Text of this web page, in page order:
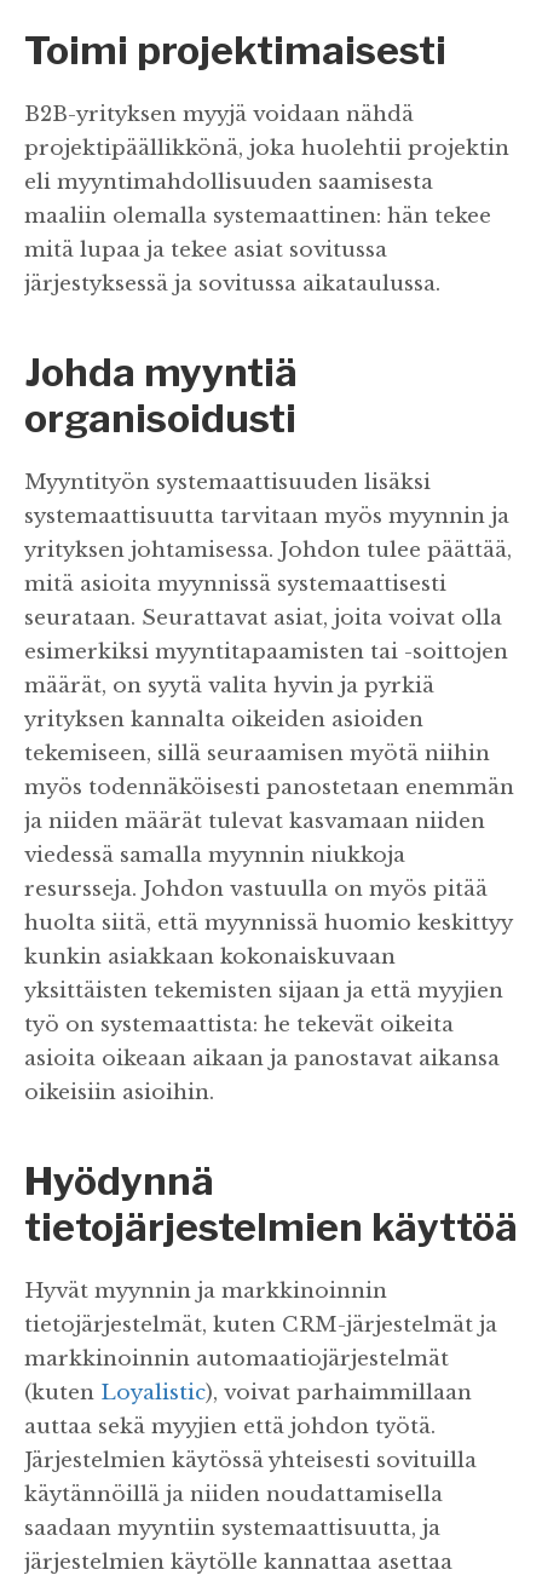
Toimi projektimaisesti
B2B-yrityksen myyjä voidaan nähdä
projektipäällikkönä, joka huolehtii projektin
eli myyntimahdollisuuden saamisesta
maaliin olemalla systemaattinen: hän tekee
mitä lupaa ja tekee asiat sovitussa
järjestyksessä ja sovitussa aikataulussa.
Johda myyntiä
organisoidusti
Myyntityön systemaattisuuden lisäksi
systemaattisuutta tarvitaan myös myynnin ja
yrityksen johtamisessa. Johdon tulee päättää,
mitä asioita myynnissä systemaattisesti
seurataan. Seurattavat asiat, joita voivat olla
esimerkiksi myyntitapaamisten tai -soittojen
määrät, on syytä valita hyvin ja pyrkiä
yrityksen kannalta oikeiden asioiden
tekemiseen, sillä seuraamisen myötä niihin
myös todennäköisesti panostetaan enemmän
ja niiden määrät tulevat kasvamaan niiden
viedessä samalla myynnin niukkoja
resursseja. Johdon vastuulla on myös pitää
huolta siitä, että myynnissä huomio keskittyy
kunkin asiakkaan kokonaiskuvaan
yksittäisten tekemisten sijaan ja että myyjien
työ on systemaattista: he tekevät oikeita
asioita oikeaan aikaan ja panostavat aikansa
oikeisiin asioihin.
Hyödynnä
tietojärjestelmien käyttöä
Hyvät myynnin ja markkinoinnin
tietojärjestelmät, kuten CRM-järjestelmät ja
markkinoinnin automaatiojärjestelmät
(kuten Loyalistic), voivat parhaimmillaan
auttaa sekä myyjien että johdon työtä.
Järjestelmien käytössä yhteisesti sovituilla
käytännöillä ja niiden noudattamisella
saadaan myyntiin systemaattisuutta, ja
järjestelmien käytölle kannattaa asettaa